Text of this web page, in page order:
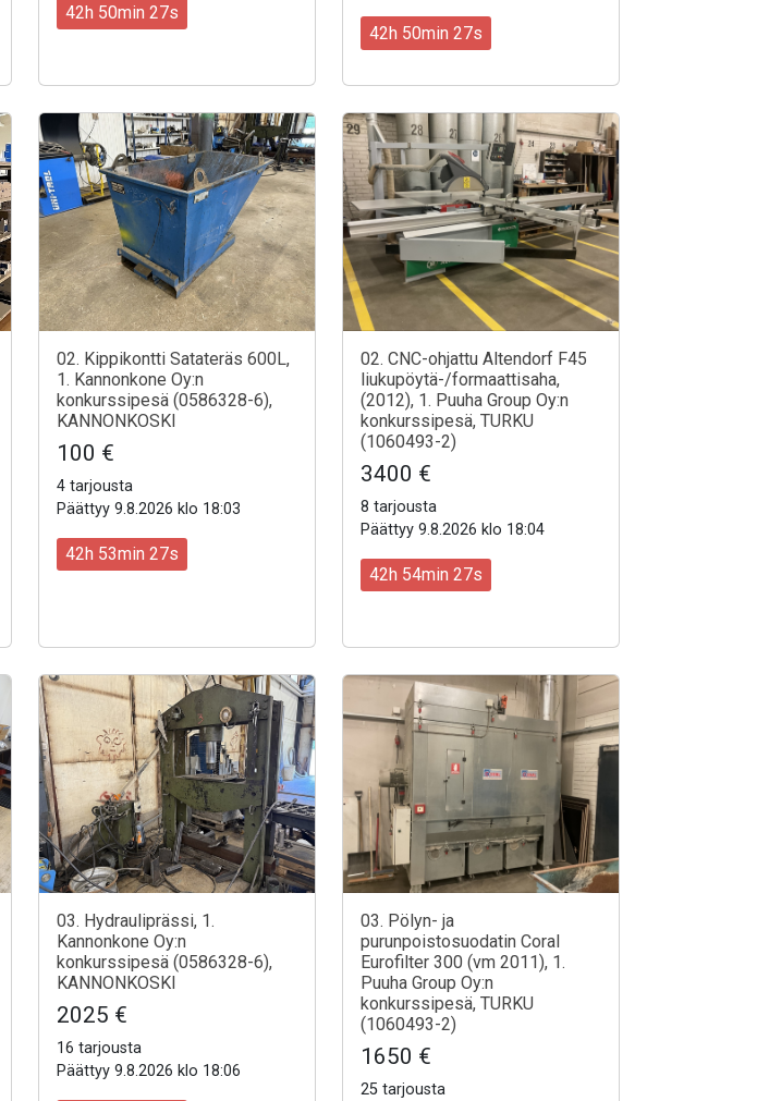
42h 50min 25s
42h 50min 25s
02. Kippikontti Satateräs 600L,
1. Kannonkone Oy:n
konkurssipesä (0586328-6),
KANNONKOSKI
100 €
4 tarjousta
Päättyy 9.8.2026 klo 18:03
42h 53min 25s
02. CNC-ohjattu Altendorf F45
liukupöytä-/formaattisaha,
(2012), 1. Puuha Group Oy:n
konkurssipesä, TURKU
(1060493-2)
3400 €
8 tarjousta
Päättyy 9.8.2026 klo 18:04
42h 54min 25s
03. Hydrauliprässi, 1.
Kannonkone Oy:n
konkurssipesä (0586328-6),
KANNONKOSKI
2025 €
16 tarjousta
Päättyy 9.8.2026 klo 18:06
03. Pölyn- ja
purunpoistosuodatin Coral
Eurofilter 300 (vm 2011), 1.
Puuha Group Oy:n
konkurssipesä, TURKU
(1060493-2)
1650 €
25 tarjousta